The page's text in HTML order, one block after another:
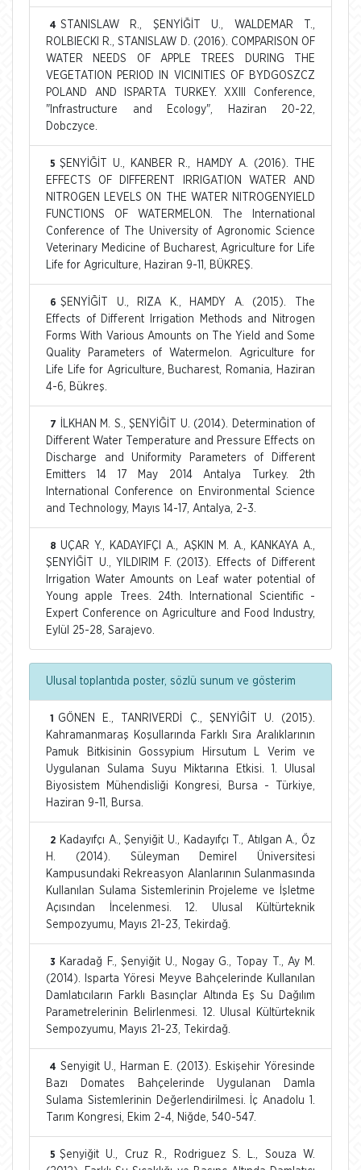
4 STANISLAW R., ŞENYİĞİT U., WALDEMAR T.,
ROLBIECKI R., STANISLAW D. (2016). COMPARISON OF
WATER NEEDS OF APPLE TREES DURING THE
VEGETATION PERIOD IN VICINITIES OF BYDGOSZCZ
POLAND AND ISPARTA TURKEY. XXIII Conference,
"Infrastructure and Ecology", Haziran 20-22,
Dobczyce.
5 ŞENYİĞİT U., KANBER R., HAMDY A. (2016). THE
EFFECTS OF DIFFERENT IRRIGATION WATER AND
NITROGEN LEVELS ON THE WATER NITROGENYIELD
FUNCTIONS OF WATERMELON. The International
Conference of The University of Agronomic Science
Veterinary Medicine of Bucharest, Agriculture for Life
Life for Agriculture, Haziran 9-11, BÜKREŞ.
6 ŞENYİĞİT U., RIZA K., HAMDY A. (2015). The
Effects of Different Irrigation Methods and Nitrogen
Forms With Various Amounts on The Yield and Some
Quality Parameters of Watermelon. Agriculture for
Life Life for Agriculture, Bucharest, Romania, Haziran
4-6, Bükreş.
7
İLKHAN M. S., ŞENYİĞİT U. (2014). Determination of
Different Water Temperature and Pressure Effects on
Discharge and Uniformity Parameters of Different
Emitters 14 17 May 2014 Antalya Turkey. 2th
International Conference on Environmental Science
and Technology, Mayıs 14-17, Antalya, 2-3.
8 UÇAR Y., KADAYIFÇI A., AŞKIN M. A., KANKAYA A.,
ŞENYİĞİT U., YILDIRIM F. (2013). Effects of Different
Irrigation Water Amounts on Leaf water potential of
Young apple Trees. 24th. International Scientific -
Expert Conference on Agriculture and Food Industry,
Eylül 25-28, Sarajevo.
Ulusal toplantıda poster, sözlü sunum ve gösterim
1
GÖNEN E., TANRIVERDİ Ç., ŞENYİĞİT U. (2015).
Kahramanmaraş Koşullarında Farklı Sıra Aralıklarının
Pamuk Bitkisinin Gossypium Hirsutum L Verim ve
Uygulanan Sulama Suyu Miktarına Etkisi. 1. Ulusal
Biyosistem Mühendisliği Kongresi, Bursa - Türkiye,
Haziran 9-11, Bursa.
2 Kadayıfçı A., Şenyiğit U., Kadayıfçı T., Atılgan A., Öz
H. (2014). Süleyman Demirel Üniversitesi
Kampusundaki Rekreasyon Alanlarının Sulanmasında
Kullanılan Sulama Sistemlerinin Projeleme ve İşletme
Açısından İncelenmesi. 12. Ulusal Kültürteknik
Sempozyumu, Mayıs 21-23, Tekirdağ.
3
Karadağ F., Şenyiğit U., Nogay G., Topay T., Ay M.
(2014). Isparta Yöresi Meyve Bahçelerinde Kullanılan
Damlatıcıların Farklı Basınçlar Altında Eş Su Dağılım
Parametrelerinin Belirlenmesi. 12. Ulusal Kültürteknik
Sempozyumu, Mayıs 21-23, Tekirdağ.
4 Senyigit U., Harman E. (2013). Eskişehir Yöresinde
Bazı Domates Bahçelerinde Uygulanan Damla
Sulama Sistemlerinin Değerlendirilmesi. İç Anadolu 1.
Tarım Kongresi, Ekim 2-4, Niğde, 540-547.
5 Şenyiğit U., Cruz R., Rodriguez S. L., Souza W.